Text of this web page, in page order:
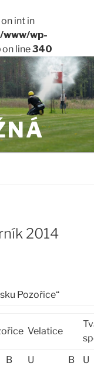
int in
wp-
on line340
2014
Pozořice“
Velatice
B U B
U